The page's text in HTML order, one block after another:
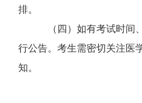
排。
（四）如有考试时间
行公告。考生需密切关注医
知。